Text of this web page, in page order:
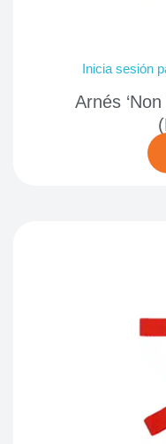
Inicia sesión
Arnés